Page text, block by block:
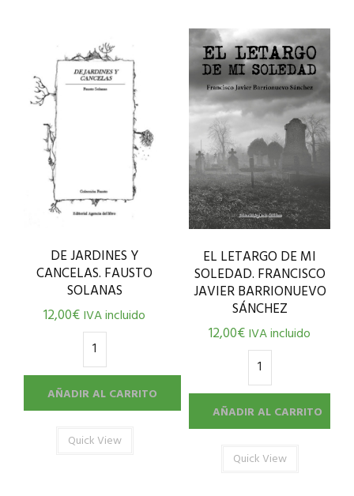
DE JARDINES Y
CANCELAS. FAUSTO
SOLANAS
12,00€IVA incluido
AÑADIR AL CARRITO
Quick View
EL LETARGO DE MI
SOLEDAD. FRANCISCO
JAVIER BARRIONUEVO
SÁNCHEZ
12,00€IVA incluido
AÑADIR AL CARRITO
Quick View